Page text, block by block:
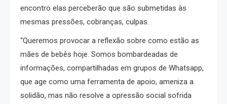
encontro elas perceberão que são submetidas às
mesmas pressões, cobranças, culpas.
“Queremos provocar a reflexão sobre como estão as
mães de bebês hoje. Somos bombardeadas de
informações, compartilhadas em grupos de Whatsapp,
que age como uma ferramenta de apoio, ameniza a
solidão, mas não resolve a opressão social sofrida